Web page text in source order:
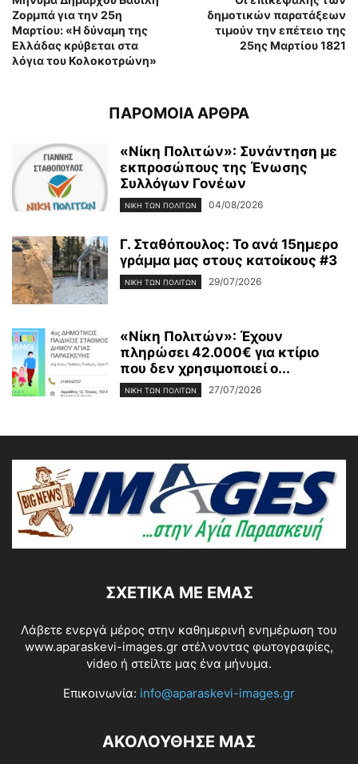
Ζορμπά για την 25η
Μαρτίου: «Η δύναμη της
Ελλάδας κρύβεται στα
λόγια του Κολοκοτρώνη»
δημοτικών παρατάξεων
τιμούν την επέτειο της
25ης Μαρτίου 1821
ΠΑΡΟΜΟΙΑ ΑΡΘΡΑ
«Νίκη Πολιτών»: Συνάντηση με
εκπροσώπους της Ένωσης
Συλλόγων Γονέων
ΝΊΚΗ ΤΩΝ ΠΟΛΙΤΏΝ 04/08/2026
Γ. Σταθόπουλος: Το ανά 15ημερο
γράμμα μας στους κατοίκους #3
ΝΊΚΗ ΤΩΝ ΠΟΛΙΤΏΝ 29/07/2026
«Νίκη Πολιτών»: Έχουν
πληρώσει 42.000€ για κτίριο
που δεν χρησιμοποιεί ο...
ΝΊΚΗ ΤΩΝ ΠΟΛΙΤΏΝ 27/07/2026
ΣΧΕΤΙΚΆ ΜΕ ΕΜΆΣ
Λάβετε ενεργά μέρος στην καθημερινή ενημέρωση του
www.aparaskevi-images.gr στέλνοντας φωτογραφίες,
video ή στείλτε μας ένα μήνυμα.
Επικοινωνία: info@aparaskevi-images.gr
ΑΚΟΛΟΥΘΗΣΕ ΜΑΣ